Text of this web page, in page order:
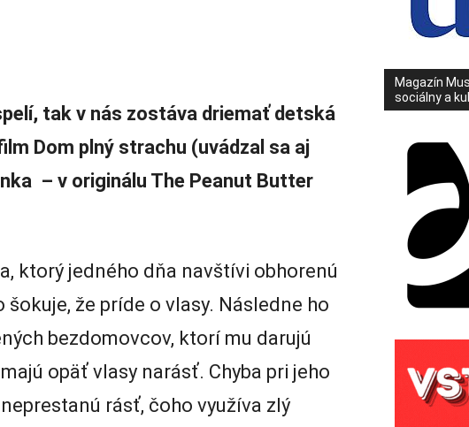
tak v nás zostáva driemať detská
Dom plný strachu (uvádzal sa aj
– v originálu The Peanut Butter
ktorý jedného dňa navštívi obhorenú
že príde o vlasy. Následne ho
bezdomovcov, ktorí mu darujú
opäť vlasy narásť. Chyba pri jeho
rásť, čoho využíva zlý
Magazín
sociálny a